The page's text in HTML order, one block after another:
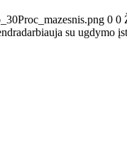
0 0
su ugdymo